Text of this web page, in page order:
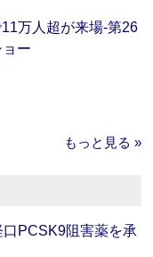
万人超が来場‐第26
ー
もっと見る »
PCSK9阻害薬を承